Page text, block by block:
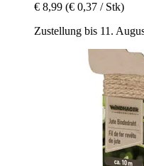
€ 8,99 (€ 0,37 / Stk)
Zustellung bis 11.